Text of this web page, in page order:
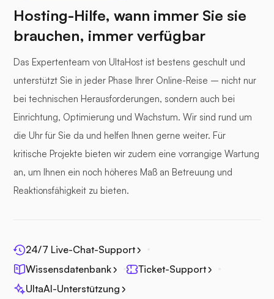
Hosting-Hilfe, wann immer Sie sie
brauchen, immer verfügbar
Das Expertenteam von UltaHost ist bestens geschult und
unterstützt Sie in jeder Phase Ihrer Online-Reise – nicht nur
bei technischen Herausforderungen, sondern auch bei
Einrichtung, Optimierung und Wachstum. Wir sind rund um
die Uhr für Sie da und helfen Ihnen gerne weiter. Für
kritische Projekte bieten wir zudem eine vorrangige Wartung
an, um Ihnen ein noch höheres Maß an Betreuung und
Reaktionsfähigkeit zu bieten.
24/7 Live-Chat-Support
Wissensdatenbank
Ticket-Support
UltaAI-Unterstützung